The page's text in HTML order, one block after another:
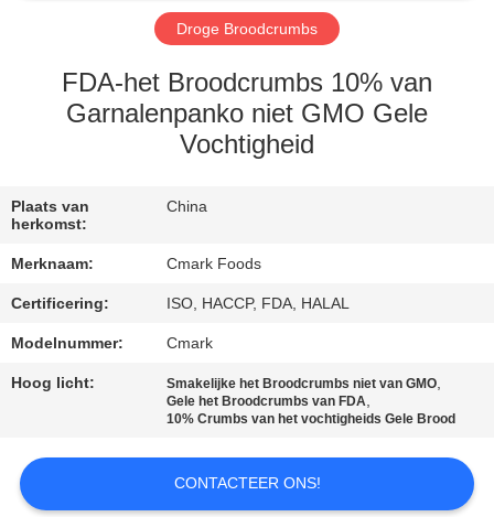
KWALITEITSCONTROLE
MET
ONS
NIEUWS
VRAAG
Droge Broodcrumbs
FDA-het Broodcrumbs 10% van
Garnalenpanko niet GMO Gele
Vochtigheid
Plaats van
herkomst:
China
Merknaam: Cmark Foods
Certificering: ISO, HACCP, FDA, HALAL
Modelnummer: Cmark
Hoog licht: Smakelijke het Broodcrumbs niet van GMO,
Gele het Broodcrumbs van FDA,
10% Crumbs van het vochtigheids Gele Brood
CONTACTEER ONS!